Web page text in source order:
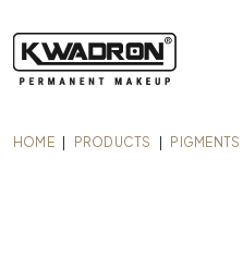
HOME PRODUCTS PIGMENTS